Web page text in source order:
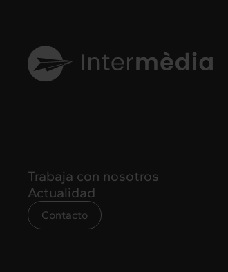
Trabaja con nosotros
Actualidad
Contacto